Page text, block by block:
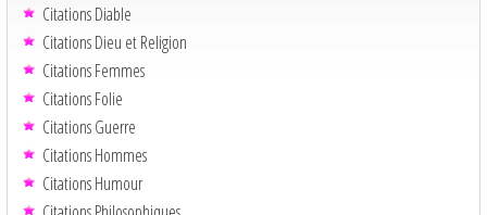
Citations Diable
Citations Dieu et Religion
Citations Femmes
Citations Folie
Citations Guerre
Citations Hommes
Citations Humour